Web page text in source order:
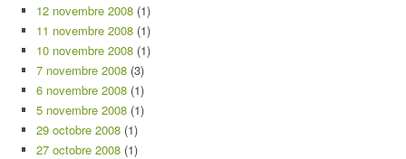
12 novembre 2008 (1)
11 novembre 2008 (1)
10 novembre 2008 (1)
7 novembre 2008 (3)
6 novembre 2008 (1)
5 novembre 2008 (1)
29 octobre 2008 (1)
27 octobre 2008 (1)